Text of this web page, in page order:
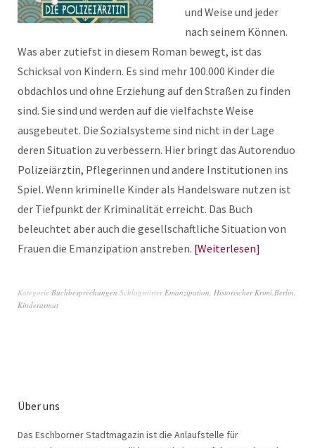
und Weise und jeder
nach seinem Können.
Was aber zutiefst in diesem Roman bewegt, ist das
Schicksal von Kindern. Es sind mehr 100.000 Kinder die
obdachlos und ohne Erziehung auf den Straßen zu finden
sind. Sie sind und werden auf die vielfachste Weise
ausgebeutet. Die Sozialsysteme sind nicht in der Lage
deren Situation zu verbessern. Hier bringt das Autorenduo
Polizeiärztin, Pflegerinnen und andere Institutionen ins
Spiel. Wenn kriminelle Kinder als Handelsware nutzen ist
der Tiefpunkt der Kriminalität erreicht. Das Buch
beleuchtet aber auch die gesellschaftliche Situation von
Frauen die Emanzipation anstreben. Weiterlesen
Kategorie Buchbesprechungen SchlagwörterEmanzipation, Historischer Krimi.Berlin,
Kinderarmut
Über uns
Das Eschborner Stadtmagazin ist die Anlaufstelle für